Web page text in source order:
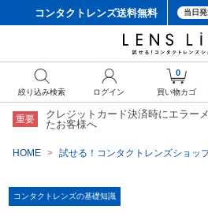
コンタクトレンズ送料無料 当日
重要
クレジットカード決済時にエラー
たお客様へ
HOME 試せる！コンタクトレンズショッ
コンタクトレンズの基礎知識
絞り込み検索 ログイン
0
買い物カゴ